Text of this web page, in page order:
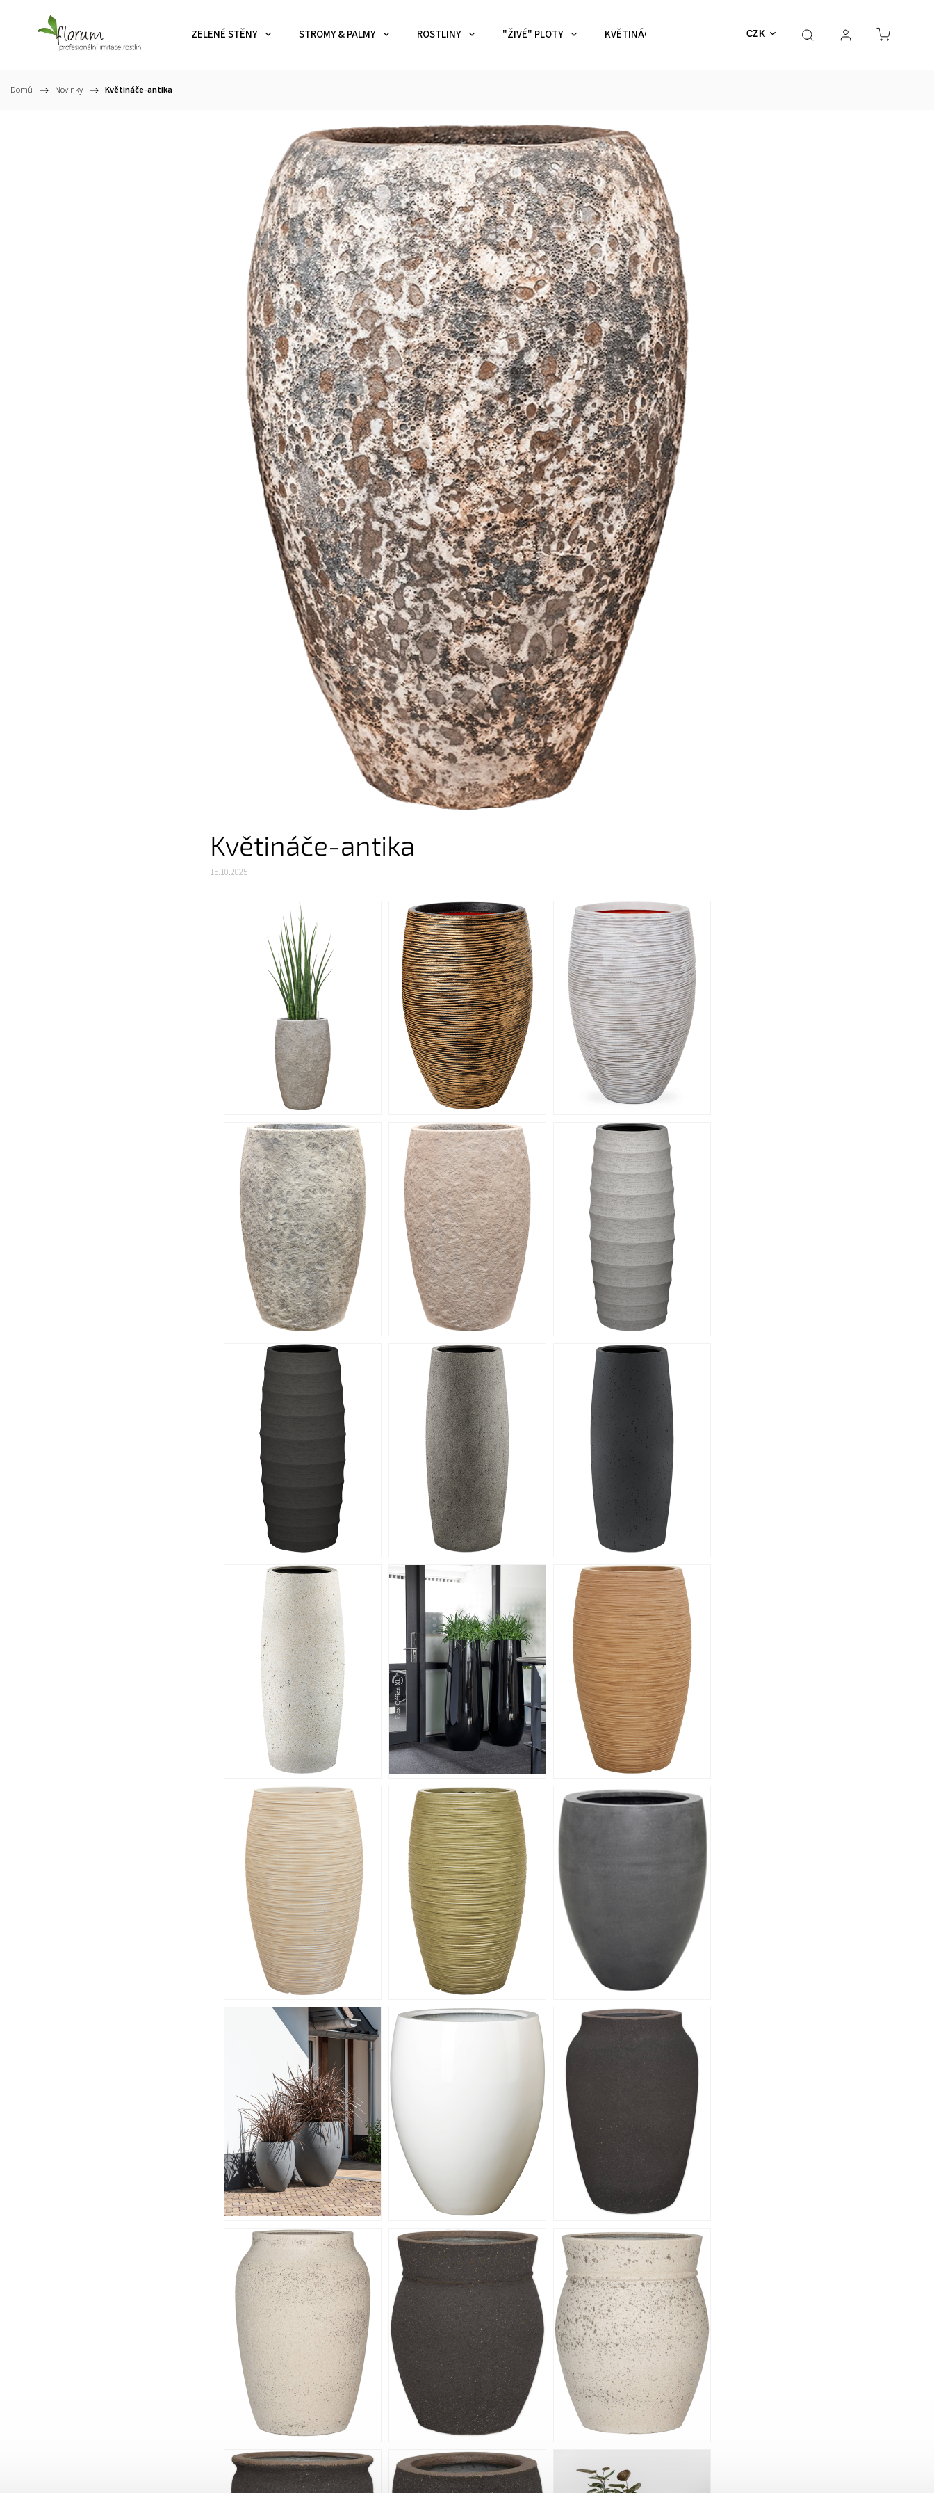
CZK
ZELENÉ STĚNY STROMY & PALMY ROSTLINY "ŽIVÉ" PLOTY KVĚTINÁČE NEHOŘLAVÉ Výprodej MECHY
Domů / Novinky / Květináče-antika
Květináče-antika
15.10.2025